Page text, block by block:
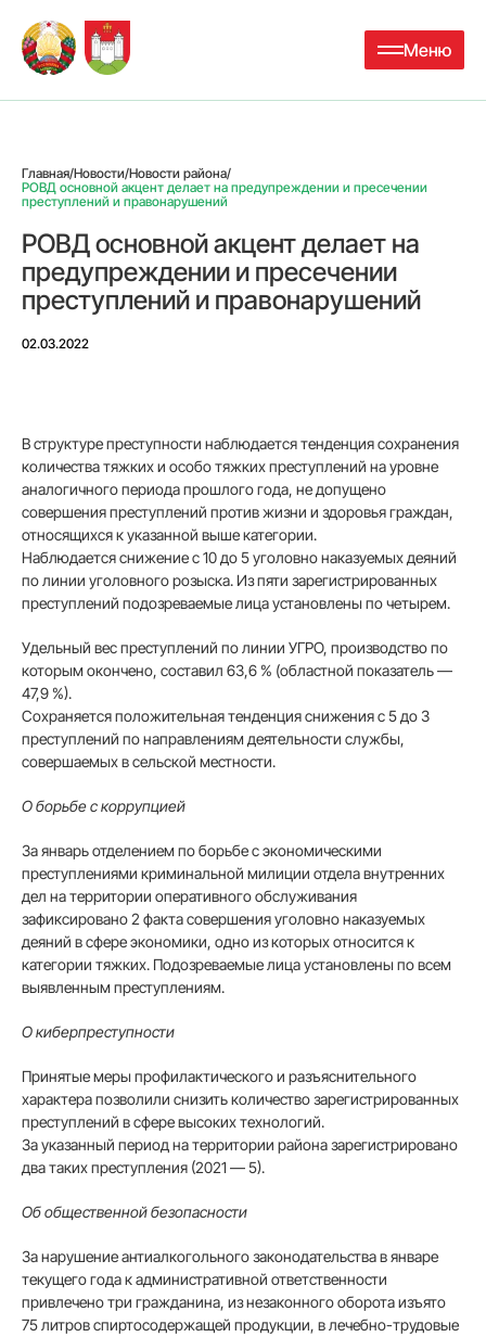
Меню
Главная/Новости/Новости района/
РОВД основной акцент делает на предупреждении и пресечении
преступлений и правонарушений
РОВД основной акцент делает на
предупреждении и пресечении
преступлений и правонарушений
02.03.2022
В структуре преступности наблюдается тенденция сохранения
количества тяжких и особо тяжких преступлений на уровне
аналогичного периода прошлого года, не допущено
совершения преступлений против жизни и здоровья граждан,
относящихся к указанной выше категории.
Наблюдается снижение с 10 до 5 уголовно наказуемых деяний
по линии уголовного розыска. Из пяти зарегистрированных
преступлений подозреваемые лица установлены по четырем.
Удельный вес преступлений по линии УГРО, производство по
которым окончено, составил 63,6 % (областной показатель —
47,9 %).
Сохраняется положительная тенденция снижения с 5 до 3
преступлений по направлениям деятельности службы,
совершаемых в сельской местности.
О борьбе с коррупцией
За январь отделением по борьбе с экономическими
преступлениями криминальной милиции отдела внутренних
дел на территории оперативного обслуживания
зафиксировано 2 факта совершения уголовно наказуемых
деяний в сфере экономики, одно из которых относится к
категории тяжких. Подозреваемые лица установлены по всем
выявленным преступлениям.
О киберпреступности
Принятые меры профилактического и разъяснительного
характера позволили снизить количество зарегистрированных
преступлений в сфере высоких технологий.
За указанный период на территории района зарегистрировано
два таких преступления (2021 — 5).
Об общественной безопасности
За нарушение антиалкогольного законодательства в январе
текущего года к административной ответственности
привлечено три гражданина, из незаконного оборота изъято
75 литров спиртосодержащей продукции, в лечебно-трудовые